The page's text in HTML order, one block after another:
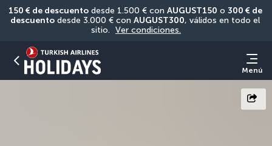
150 € de descuento desde 1.500 € con AUGUST150 o 300 € de
descuento desde 3.000 € con AUGUST300, válidos en todo el
sitio. Ver condiciones.
Menú